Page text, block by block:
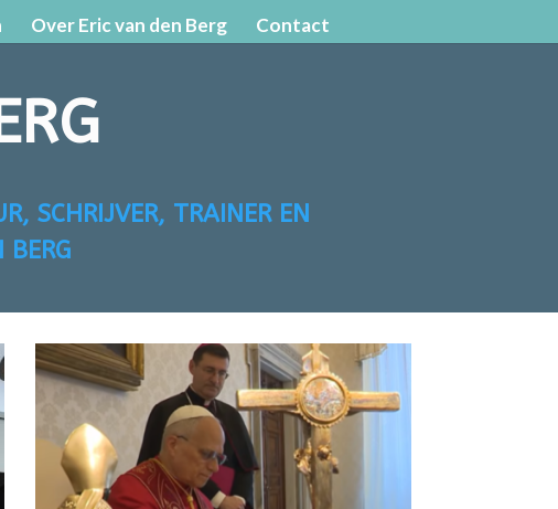
Over Eric van den Berg Contact
SCHRIJVER, TRAINER EN
BERG